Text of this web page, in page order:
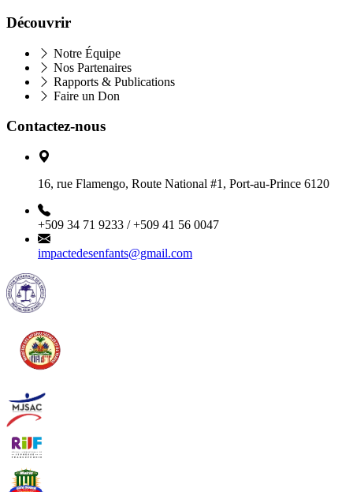
Découvrir
Notre Équipe
Nos Partenaires
Rapports & Publications
Faire un Don
Contactez-nous
16, rue Flamengo, Route National #1, Port-au-Prince 6120
+509 34 71 9233 / +509 41 56 0047
impactedesenfants@gmail.com